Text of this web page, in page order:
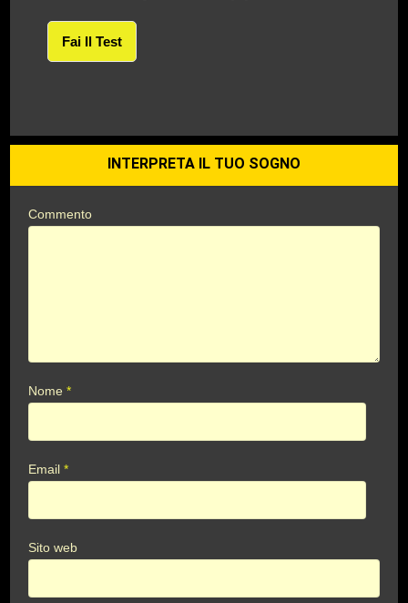
Fai Il Test
INTERPRETA IL TUO SOGNO
Commento
Nome*
Email*
Sito web